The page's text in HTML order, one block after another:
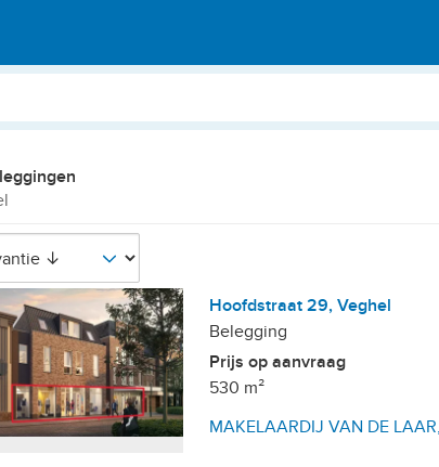
Hoofdstraat 29, Veghel
Belegging
Prijs op aanvraag
530 m²
MAKELAARDIJ VAN DE